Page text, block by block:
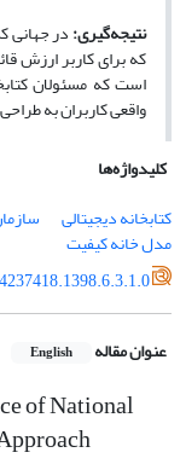
نتیجه‌گیری:در جهانی
که برای کاربر ارزش
است که مسئولان
واقعی کاربران به
کلیدواژه‌ها
کتابخانه دیجیتالی
مدل خانه کیفیت
عنوان مقاله English
of National